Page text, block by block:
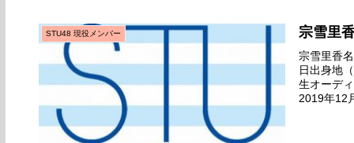
STU48 現役メンバー 宗雪里
宗雪里香
日出身地
生オーデ
2019年12